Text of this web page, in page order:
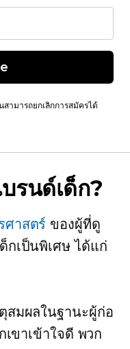
ามารถยกเลิกการสมัครได้
รนด์เด็ก?
ศาสตร์ ของผู้ที่ดู
กเป็นพิเศษ ได้แก่
สมผลในฐานะผู้ก่อ
เขาเข้าใจดี พวก